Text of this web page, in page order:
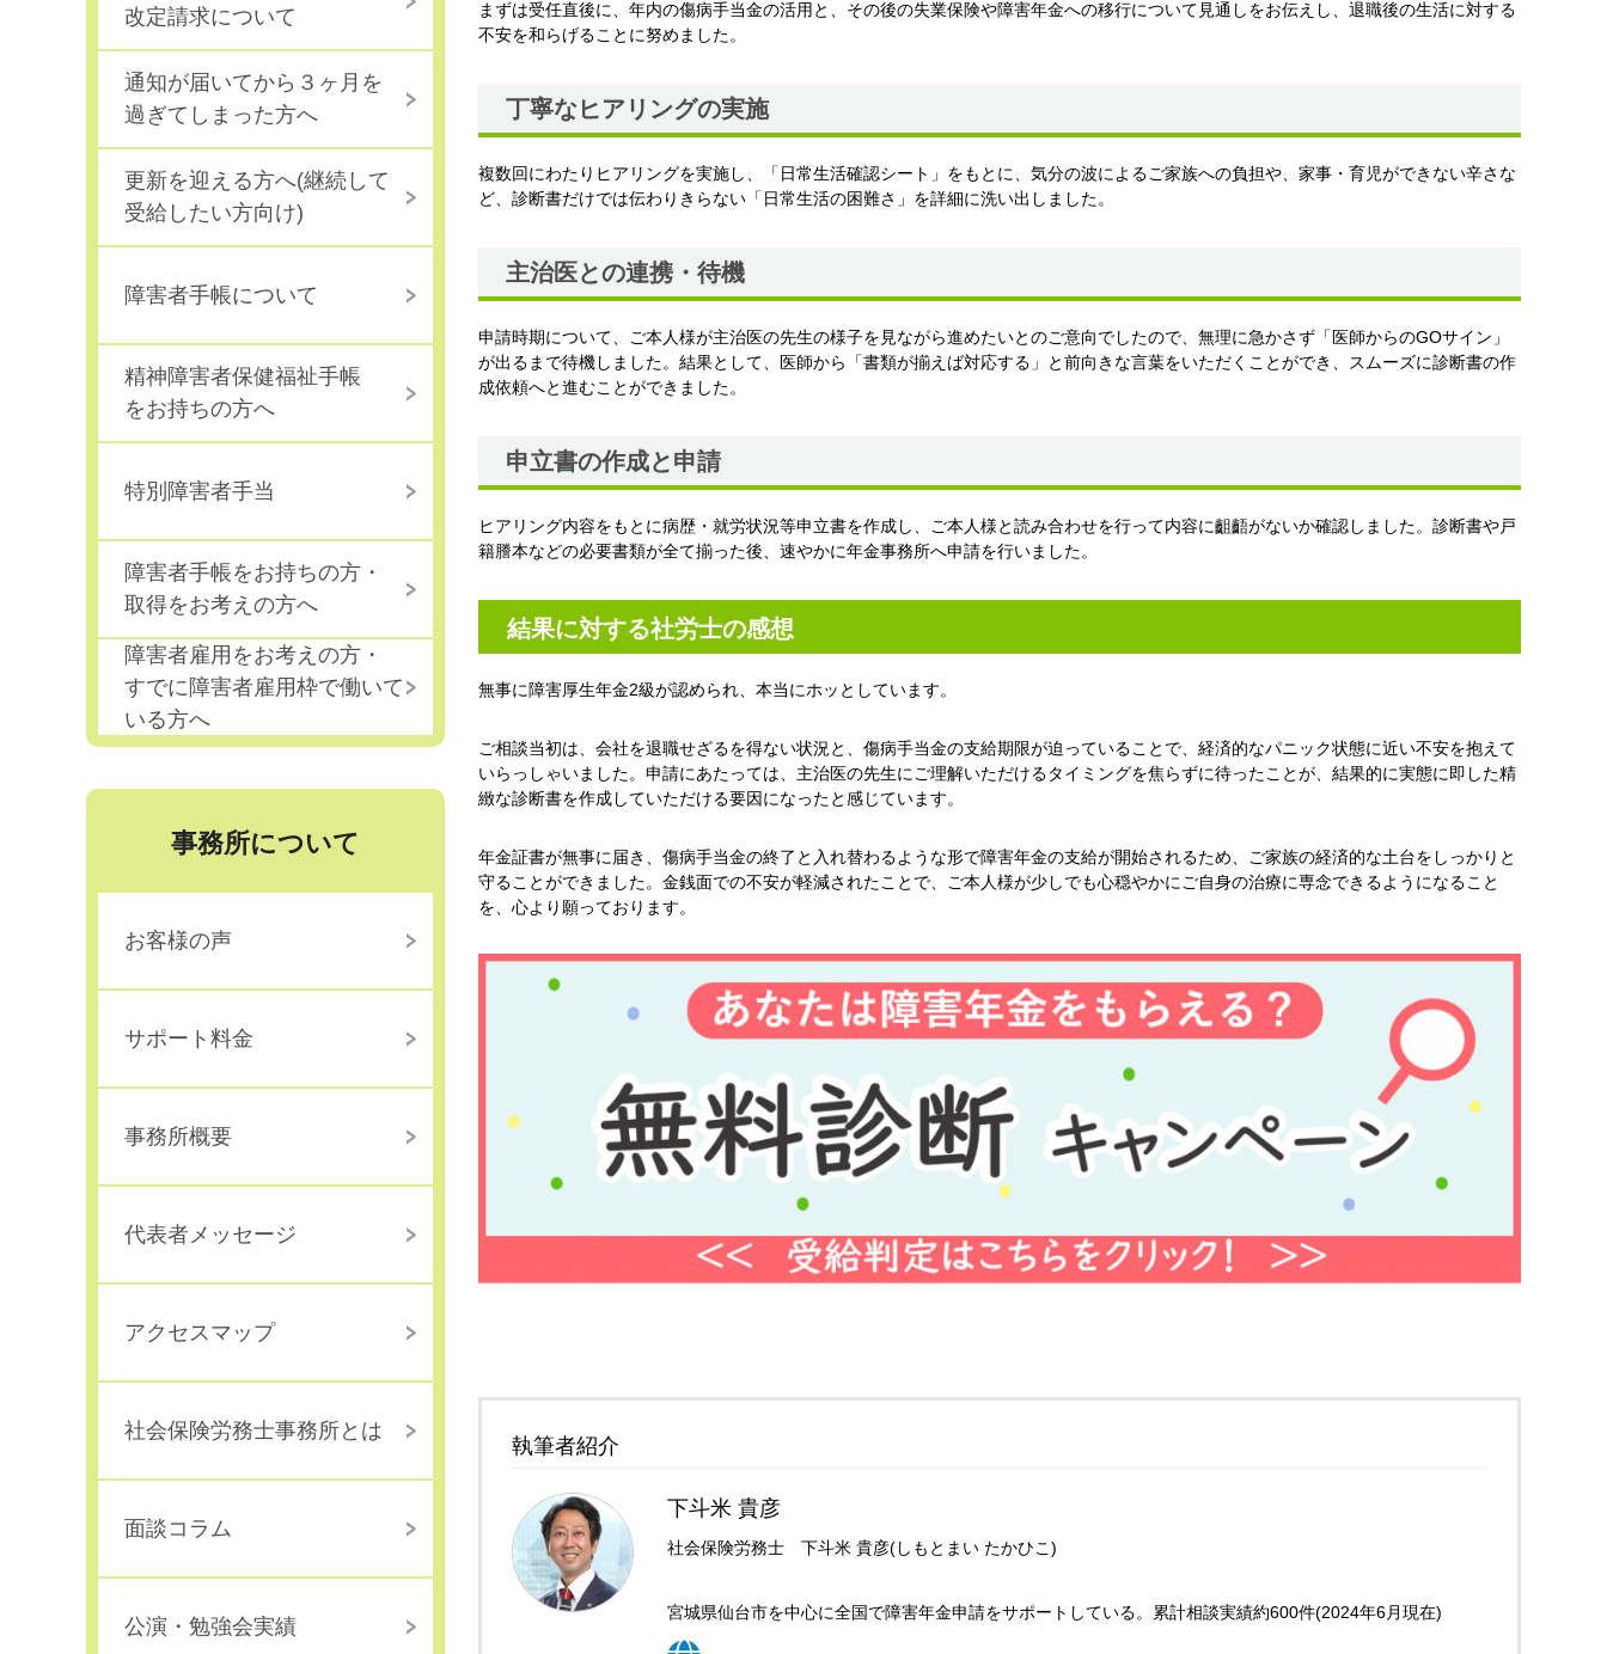
まずは受任直後に、年内の傷病手当金の活用と、その後の失業保険や障害年金への移行について見通しをお伝えし、退職後の生活に対する
不安を和らげることに努めました。
丁寧なヒアリングの実施
複数回にわたりヒアリングを実施し、「日常生活確認シート」をもとに、気分の波によるご家族への負担や、家事・育児ができない辛さな
ど、診断書だけでは伝わりきらない「日常生活の困難さ」を詳細に洗い出しました。
主治医との連携・待機
申請時期について、ご本人様が主治医の先生の様子を見ながら進めたいとのご意向でしたので、無理に急かさず「医師からのGOサイン」
が出るまで待機しました。結果として、医師から「書類が揃えば対応する」と前向きな言葉をいただくことができ、スムーズに診断書の作
成依頼へと進むことができました。
申立書の作成と申請
ヒアリング内容をもとに病歴・就労状況等申立書を作成し、ご本人様と読み合わせを行って内容に齟齬がないか確認しました。診断書や戸
籍謄本などの必要書類が全て揃った後、速やかに年金事務所へ申請を行いました。
結果に対する社労士の感想
無事に障害厚生年金2級が認められ、本当にホッとしています。
ご相談当初は、会社を退職せざるを得ない状況と、傷病手当金の支給期限が迫っていることで、経済的なパニック状態に近い不安を抱えて
いらっしゃいました。申請にあたっては、主治医の先生にご理解いただけるタイミングを焦らずに待ったことが、結果的に実態に即した精
緻な診断書を作成していただける要因になったと感じています。
年金証書が無事に届き、傷病手当金の終了と入れ替わるような形で障害年金の支給が開始されるため、ご家族の経済的な土台をしっかりと
守ることができました。金銭面での不安が軽減されたことで、ご本人様が少しでも心穏やかにご自身の治療に専念できるようになること
を、心より願っております。
執筆者紹介
下斗米 貴彦
社会保険労務士 下斗米 貴彦(しもとまい たかひこ)
宮城県仙台市を中心に全国で障害年金申請をサポートしている。累計相談実績約600件(2024年6月現在)
改定請求について
通知が届いてから３ヶ月を
過ぎてしまった方へ
更新を迎える方へ(継続して
受給したい方向け)
障害者手帳について
精神障害者保健福祉手帳
をお持ちの方へ
特別障害者手当
障害者手帳をお持ちの方・
取得をお考えの方へ
障害者雇用をお考えの方・
すでに障害者雇用枠で働いて
いる方へ
事務所について
お客様の声
サポート料金
事務所概要
代表者メッセージ
アクセスマップ
社会保険労務士事務所とは
面談コラム
公演・勉強会実績